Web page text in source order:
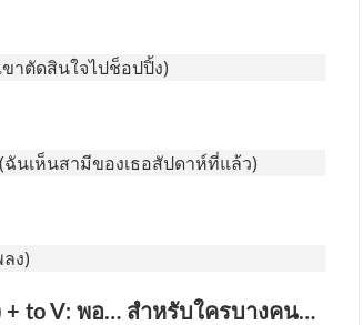
ขาตัดสินใจไปช็อปปิ้ง)
(ฉันเห็นสามีของเธอสัปดาห์ที่แล้ว)
ง)
+ to V: พอ… สำหรับใครบางคน…